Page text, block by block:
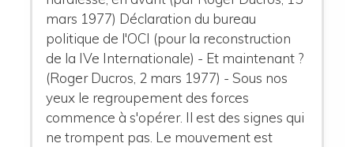
mars 1977) Déclaration du bureau
politique de l'OCI (pour la reconstruction
de la IVe Internationale) - Et maintenant ?
(Roger Ducros, 2 mars 1977) - Sous nos
yeux le regroupement des forces
commence à s'opérer. Il est des signes qui
ne trompent pas. Le mouvement est